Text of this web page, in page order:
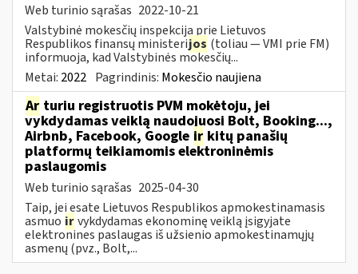
Web turinio sąrašas 2022-10-21
Valstybinė mokesčių inspekcija prie Lietuvos
Respublikos finansų ministerijos (toliau ― VMI prie FM)
informuoja, kad Valstybinės mokesčių...
Metai: 2022 Pagrindinis: Mokesčio naujiena
Ar turiu registruotis PVM mokėtoju, jei
vykdydamas veiklą naudojuosi Bolt, Booking...,
Airbnb, Facebook, Google ir kitų panašių
platformų teikiamomis elektroninėmis
paslaugomis
Web turinio sąrašas 2025-04-30
Taip, jei esate Lietuvos Respublikos apmokestinamasis
asmuo irvykdydamas ekonominę veiklą įsigyjate
elektronines paslaugas iš užsienio apmokestinamųjų
asmenų (pvz., Bolt,...